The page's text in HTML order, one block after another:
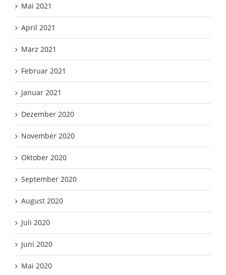
Mai 2021
April 2021
März 2021
Februar 2021
Januar 2021
Dezember 2020
November 2020
Oktober 2020
September 2020
August 2020
Juli 2020
Juni 2020
Mai 2020